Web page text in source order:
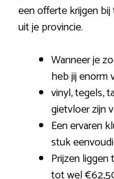
een offerte krijgen
uit je provincie.
Wanneer je
heb jij enorm
vinyl, tegels,
gietvloer zijn
Een ervaren
stuk
Prijzen